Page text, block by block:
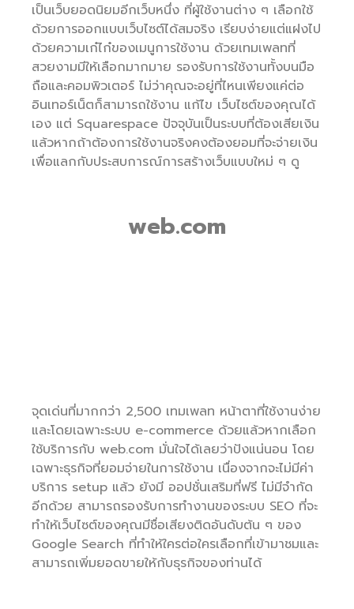
เป็นเว็บยอดนิยมอีกเว็บหนึ่ง ที่ผู้ใช้งานต่าง ๆ เลือกใช้
ด้วยการออกแบบเว็บไซต์ได้สมจริง เรียบง่ายแต่แฝงไป
ด้วยความเก๋ไก๋ของเมนูการใช้งาน ด้วยเทมเพลทที่
สวยงามมีให้เลือกมากมาย รองรับการใช้งานทั้งบนมือ
ถือและคอมพิวเตอร์ ไม่ว่าคุณจะอยู่ที่ไหนเพียงแค่ต่อ
อินเทอร์เน็ตก็สามารถใช้งาน แก้ไข เว็บไซต์ของคุณได้
เอง แต่ Squarespace ปัจจุบันเป็นระบบที่ต้องเสียเงิน
แล้วหากถ้าต้องการใช้งานจริงคงต้องยอมที่จะจ่ายเงิน
เพื่อแลกกับประสบการณ์การสร้างเว็บแบบใหม่ ๆ ดู
web.com
จุดเด่นที่มากกว่า 2,500 เทมเพลท หน้าตาที่ใช้งานง่าย
และโดยเฉพาะระบบ e-commerce ด้วยแล้วหากเลือก
ใช้บริการกับ web.com มั่นใจได้เลยว่าปังแน่นอน โดย
เฉพาะธุรกิจที่ยอมจ่ายในการใช้งาน เนื่องจากจะไม่มีค่า
บริการ setup แล้ว ยังมี ออปชั่นเสริมที่ฟรี ไม่มีจำกัด
อีกด้วย สามารถรองรับการทำงานของระบบ SEO ที่จะ
ทำให้เว็บไซต์ของคุณมีชื่อเสียงติดอันดับต้น ๆ ของ
Google Search ที่ทำให้ใครต่อใครเลือกที่เข้ามาชมและ
สามารถเพิ่มยอดขายให้กับธุรกิจของท่านได้